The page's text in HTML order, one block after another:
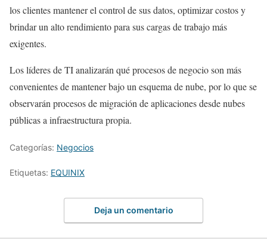
los clientes mantener el control de sus datos, optimizar costos y
brindar un alto rendimiento para sus cargas de trabajo más
exigentes.
Los líderes de TI analizarán qué procesos de negocio son más
convenientes de mantener bajo un esquema de nube, por lo que se
observarán procesos de migración de aplicaciones desde nubes
públicas a infraestructura propia.
Categorías: Negocios
Etiquetas: EQUINIX
Deja un comentario